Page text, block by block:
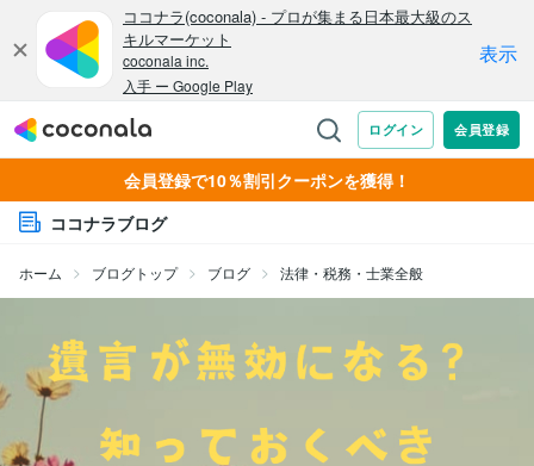
会員登録で10％割引クーポンを獲得！
ココナラブログ
ホーム ブログトップ ブログ 法律・税務・士業全般